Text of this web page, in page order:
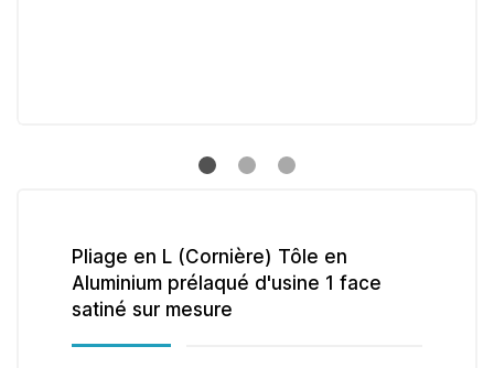
Pliage en L (Cornière) Tôle en
Aluminium prélaqué d'usine 1 face
satiné sur mesure